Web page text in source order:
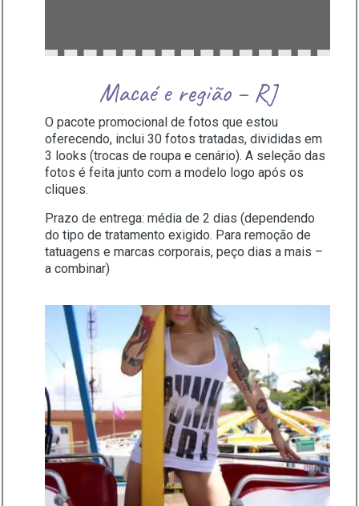
Macaé e região – RJ
O pacote promocional de fotos que estou
oferecendo, inclui 30 fotos tratadas, divididas em
3 looks (trocas de roupa e cenário). A seleção das
fotos é feita junto com a modelo logo após os
cliques.
Prazo de entrega: média de 2 dias (dependendo
do tipo de tratamento exigido. Para remoção de
tatuagens e marcas corporais, peço dias a mais –
a combinar)